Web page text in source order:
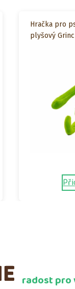
Hračka pro
plyšový
radost pro